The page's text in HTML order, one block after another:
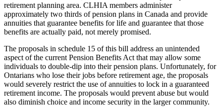
retirement planning area. CLHIA members administer
approximately two thirds of pension plans in Canada and provide
annuities that guarantee benefits for life and guarantee that those
benefits are actually paid, not merely promised.
The proposals in schedule 15 of this bill address an unintended
aspect of the current Pension Benefits Act that may allow some
individuals to double-dip into their pension plans. Unfortunately, for
Ontarians who lose their jobs before retirement age, the proposals
would severely restrict the use of annuities to lock in a guaranteed
retirement income. The proposals would prevent abuse but would
also diminish choice and income security in the larger community.